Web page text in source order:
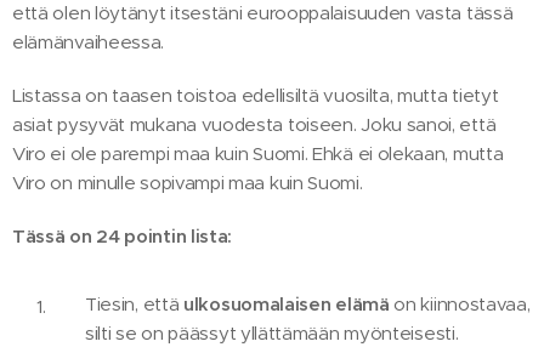
että olen löytänyt itsestäni eurooppalaisuuden vasta tässä
elämänvaiheessa.
Listassa on taasen toistoa edellisiltä vuosilta, mutta tietyt
asiat pysyvät mukana vuodesta toiseen. Joku sanoi, että
Viro ei ole parempi maa kuin Suomi. Ehkä ei olekaan, mutta
Viro on minulle sopivampi maa kuin Suomi.
Tässä on 24 pointin lista:
Tiesin, että ulkosuomalaisen elämä on kiinnostavaa,
silti se on päässyt yllättämään myönteisesti.